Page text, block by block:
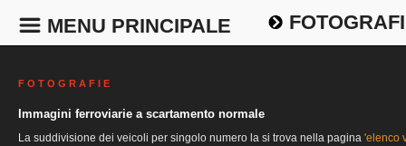
MENU PRINCIPALE
F O T O G R A F I E
Immagini ferroviarie a scartamento normale
La suddivisione dei veicoli per singolo numero la si trova nella pagina 'elenco